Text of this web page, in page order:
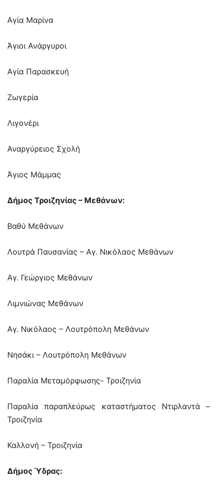
Αγία Μαρίνα
Άγιοι Ανάργυροι
Αγία Παρασκευή
Ζωγερία
Λιγονέρι
Αναργύρειος Σχολή
Άγιος Μάμμας
Δήμος Τροιζηνίας – Μεθάνων:
Βαθύ Μεθάνων
Λουτρά Παυσανίας – Αγ. Νικόλαος Μεθάνων
Αγ. Γεώργιος Μεθάνων
Λιμνιώνας Μεθάνων
Αγ. Νικόλαος – Λουτρόπολη Μεθάνων
Νησάκι – Λουτρόπολη Μεθάνων
Παραλία Μεταμόρφωσης- Τροιζηνία
Παραλία παραπλεύρως καταστήματος Ντιρλαντά –
Τροιζηνία
Καλλονή – Τροιζηνία
Δήμος Ύδρας: